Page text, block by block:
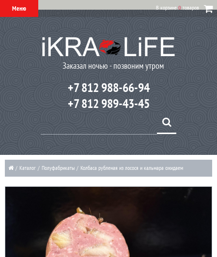
Меню В корзине 0 товаров
Заказал ночью - позвоним утром
+7 812 988-66-94
+7 812 989-43-45
/ Каталог / Полуфабрикаты / Колбаса рубленая из лосося и кальмара ожидаем